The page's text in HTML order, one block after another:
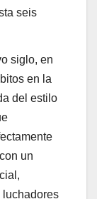
seis
siglo, en
en la
del estilo
un
luchadores